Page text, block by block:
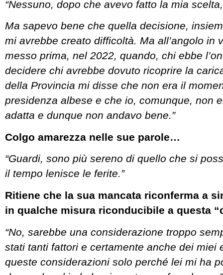
“Nessuno, dopo che avevo fatto la mia
Ma sapevo bene che quella decisione,
mi avrebbe creato difficoltà. Ma all’angolo in
messo prima, nel 2022, quando, chi ebbe
decidere chi avrebbe dovuto ricoprire la
della Provincia mi disse che non era il
presidenza albese e che io, comunque, non
adatta e dunque non andavo bene.”
Colgo amarezza nelle sue parole…
“Guardi, sono più sereno di quello che si
il tempo lenisce le ferite.”
Ritiene che la sua mancata riconferma a
in qualche misura riconducibile a questa
“No, sarebbe una considerazione troppo
stati tanti fattori e certamente anche dei miei
queste considerazioni solo perché lei mi ha